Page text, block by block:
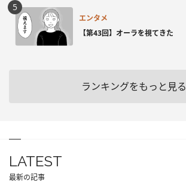
エンタメ
【第43回】オーラを視てきた
ランキングをもっと見る
LATEST
最新の記事